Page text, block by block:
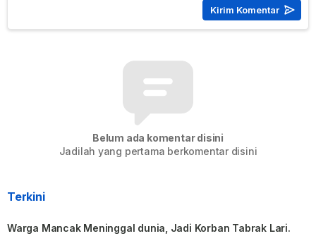
Belum ada komentar disini
Jadilah yang pertama berkomentar disini
Terkini
Warga Mancak Meninggal dunia, Jadi Korban Tabrak Lari.